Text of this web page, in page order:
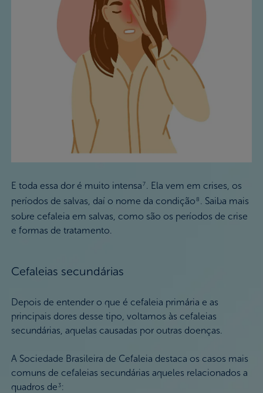
E toda essa dor é muito intensa7
. Ela vem em crises, os
períodos de salvas, daí o nome da condição8
. Saiba mais
sobre cefaleia em salvas, como são os períodos de crise
e formas de tratamento.
Cefaleias secundárias
Depois de entender o que é cefaleia primária e as
principais dores desse tipo, voltamos às cefaleias
secundárias, aquelas causadas por outras doenças.
A Sociedade Brasileira de Cefaleia destaca os casos mais
comuns de cefaleias secundárias aqueles relacionados a
quadros de 3: